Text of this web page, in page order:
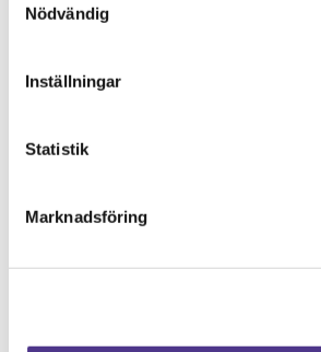
Nödvändig
Inställningar
Statistik
Marknadsföring
till med flyttstäd. Läs